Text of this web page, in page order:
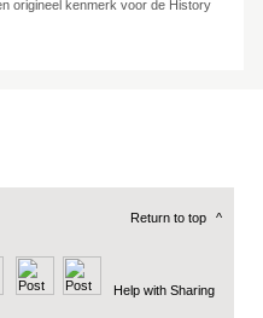
origineel kenmerk voor de History
Return to top ^
Help with Sharing